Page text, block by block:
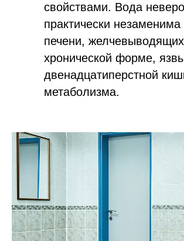
свойствами. Вода
практически
печени, желчевыводящих
хронической форме,
двенадцатиперстной
метаболизма.